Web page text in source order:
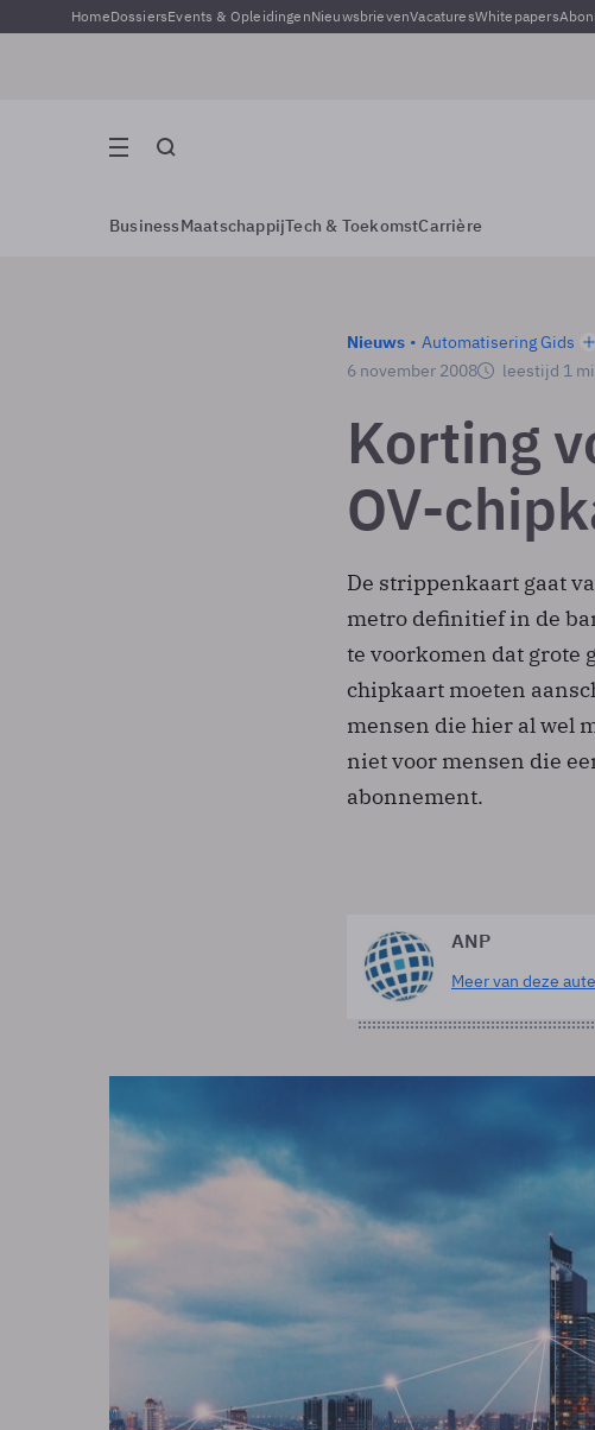
HomeDossiersEvents & OpleidingenNieuwsbrievenVacaturesWhitepapers
BusinessMaatschappijTech & ToekomstCarrière
Nieuws
Automatisering Gids
6 november 2008
leestijd 1
Korting
OV-
De strippenkaart gaat
metro definitief in de
te voorkomen dat grote
chipkaart moeten
mensen die hier al wel
niet voor mensen die
abonnement.
ANP
Meer van deze